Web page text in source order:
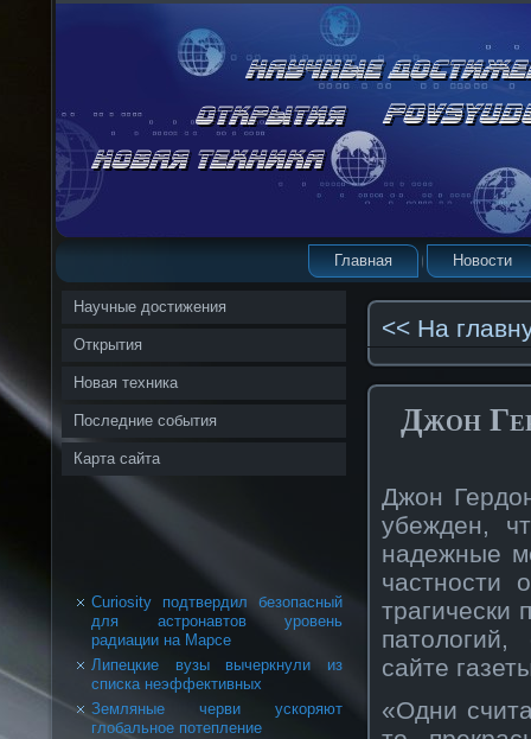
Главная Новости
Научные достижения
Открытия
Новая техника
Последние события
Карта сайта
Curiosity подтвердил безопасный
для астронавтов уровень
радиации на Марсе
Липецкие вузы вычеркнули из
списка неэффективных
Земляные черви ускоряют
глобальное потепление
<< На
Джон
Джон
убежден,
надежные
частности
трагически
сайте
«Одни